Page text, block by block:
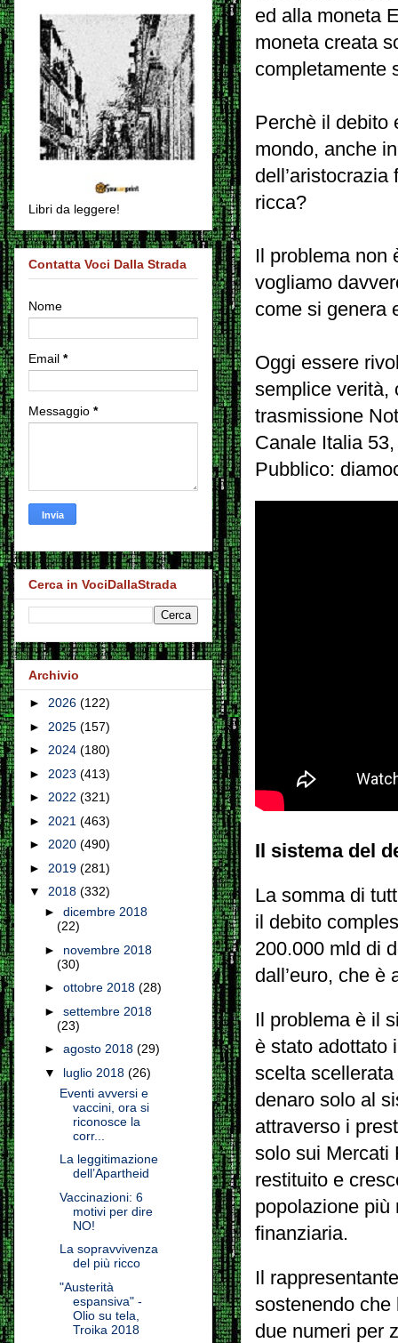
ed alla moneta
moneta creata
completamente
Perchè il debito
mondo, anche
ricca?
Il problema non
vogliamo
come si genera
Oggi essere
semplice verità,
trasmissione
Canale Italia
Pubblico:
Il sistema del
La somma di
il debito
200.000 mld di
dall’euro, che è
Il problema è il
è stato adottato
scelta
denaro solo al
attraverso i
solo sui Mercati
restituito e
popolazione più
finanziaria.
Il
sostenendo che
due numeri per
Libri da leggere!
Contatta Voci Dalla Strada
Nome
Email *
Messaggio *
Cerca in VociDallaStrada
Archivio
► 2026 (122)
► 2025 (157)
► 2024 (180)
► 2023 (413)
► 2022 (321)
► 2021 (463)
► 2020 (490)
► 2019 (281)
▼ 2018 (332)
► dicembre 2018
(22)
► novembre 2018
(30)
► ottobre 2018 (28)
► settembre 2018
(23)
► agosto 2018 (29)
▼ luglio 2018 (26)
Eventi avversi e
vaccini, ora si
riconosce la
corr...
La leggitimazione
dell’Apartheid
Vaccinazioni: 6
motivi per dire
NO!
La sopravvivenza
del più ricco
"Austerità
espansiva" -
Olio su tela,
Troika 2018